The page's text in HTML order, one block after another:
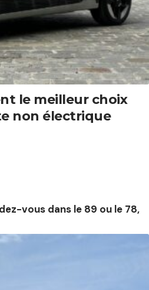
le meilleur choix
non électrique
vous dans le 89 ou le 78,